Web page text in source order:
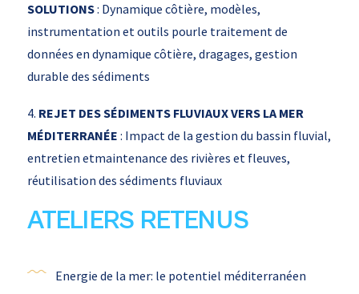
SOLUTIONS: Dynamique côtière, modèles,
instrumentation et outils pourle traitement de
données en dynamique côtière, dragages, gestion
durable des sédiments
4. REJET DES SÉDIMENTS FLUVIAUX VERS LA MER
MÉDITERRANÉE : Impact de la gestion du bassin fluvial,
entretien etmaintenance des rivières et fleuves,
réutilisation des sédiments fluviaux
ATELIERS RETENUS
Energie de la mer: le potentiel méditerranéen